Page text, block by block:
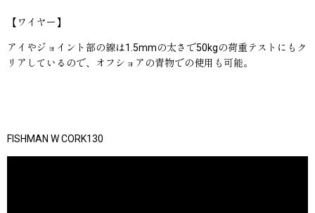
【ワイヤー】
アイやジョイント部の線は1.5mmの太さで50kgの荷重テストにもク
リアしているので、オフショアの青物での使用も可能。
FISHMAN W CORK130